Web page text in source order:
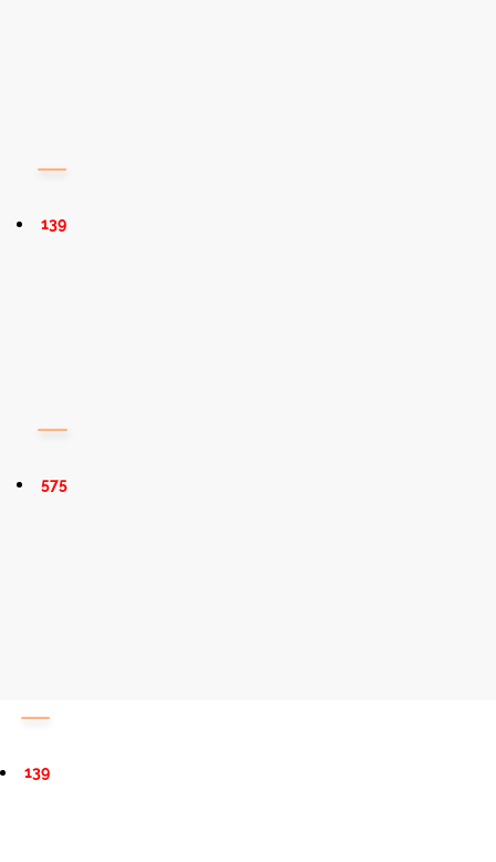
139
575
139